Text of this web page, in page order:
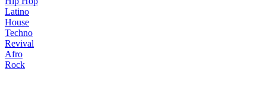
Latino
House
Techno
Revival
Afro
Rock